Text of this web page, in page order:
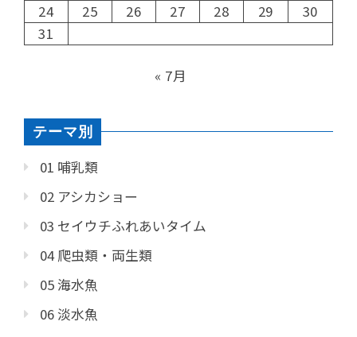
24
25 26 27 28 29
30
31
« 7月
テーマ別
01 哺乳類
02 アシカショー
03 セイウチふれあいタイム
04 爬虫類・両生類
05 海水魚
06 淡水魚